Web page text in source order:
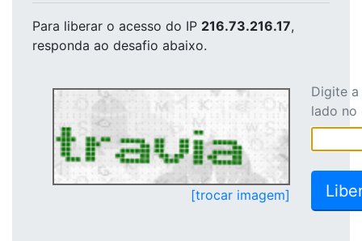
Para liberar o acesso do IP 216.73.216.17,
responda ao desafio abaixo.
[trocar imagem]
Digite
lado no